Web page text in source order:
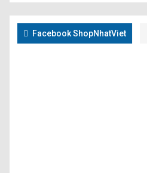
Facebook ShopNhatViet